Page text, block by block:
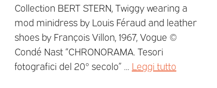
Collection BERT STERN, Twiggy wearing a
mod minidress by Louis Féraud and leather
shoes by François Villon, 1967, Vogue ©
Condé Nast “CHRONORAMA. Tesori
fotografici del 20° secolo” … Leggi tutto